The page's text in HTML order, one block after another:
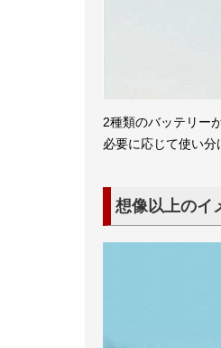
2種類のバッテリー
必要に応じて使い
想像以上のイ